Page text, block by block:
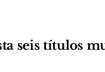
seis títulos